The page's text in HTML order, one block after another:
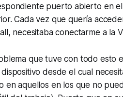
puerto abierto en el
Cada vez que quería
, necesitaba conectarme a la
que tuve con todo esto
desde el cual
en aquellos en los que no